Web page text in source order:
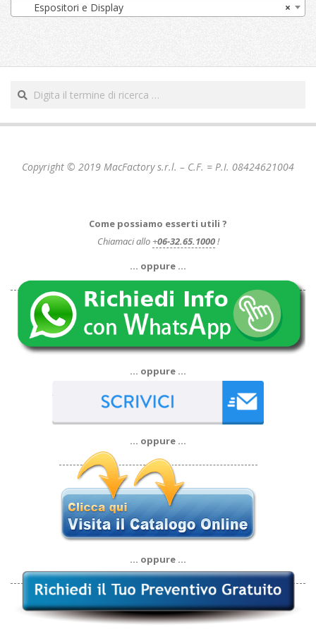
×
Espositori e Display
Copyright © 2019 MacFactory s.r.l. – C.F. = P.I. 08424621004
Come possiamo esserti utili ?
Chiamaci allo +06-32.65.1000!
… oppure …
… oppure …
… oppure …
… oppure …